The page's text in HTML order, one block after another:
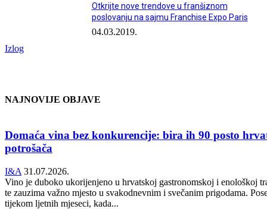
Izlog
Otkrijte nove trendove u franšiznom
poslovanju na sajmu Franchise Expo Paris
04.03.2019.
NAJNOVIJE OBJAVE
Domaća vina bez konkurencije: bira ih 90 posto
potrošača
I&A 31.07.2026.
Vino je duboko ukorijenjeno u hrvatskoj gastronomskoj i enološkoj
te zauzima važno mjesto u svakodnevnim i svečanim prigodama.
tijekom ljetnih mjeseci, kada...